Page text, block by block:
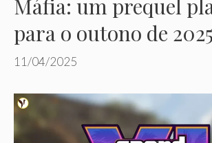
Máfia: um prequel
para o outono de 2025
11/04/2025